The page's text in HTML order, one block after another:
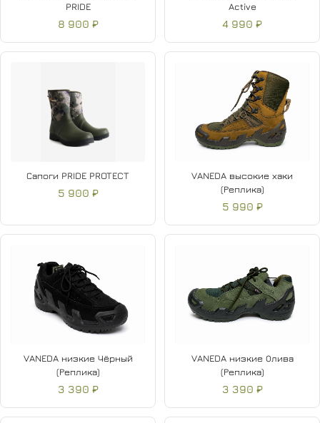
PRIDE
8 900 ₽
Active
4 990 ₽
Сапоги PRIDE PROTECT
5 900 ₽
VANEDA высокие хаки
(Реплика)
5 990 ₽
VANEDA низкие Чёрный
(Реплика)
3 390 ₽
VANEDA низкие Олива
(Реплика)
3 390 ₽